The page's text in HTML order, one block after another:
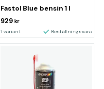
Fastol Blue bensin 1 l
929 kr
1 variant Beställningsvara